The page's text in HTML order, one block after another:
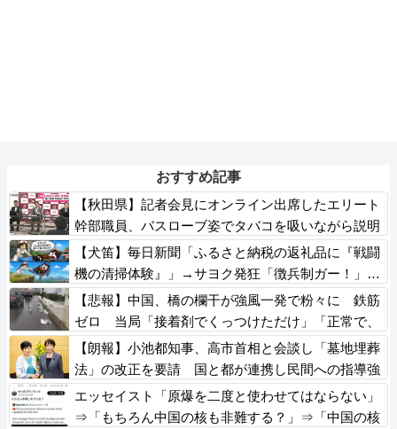
おすすめ記事
【秋田県】記者会見にオンライン出席したエリート
幹部職員、バスローブ姿でタバコを吸いながら説明
県が聞き取りへ
【犬笛】毎日新聞「ふるさと納税の返礼品に『戦闘
機の清掃体験』」→サヨク発狂「徴兵制ガー！」…
ネット「どういう論理構造を立てた結果その思考に
至ったんだ？」
【悲報】中国、橋の欄干が強風一発で粉々に 鉄筋
ゼロ 当局「接着剤でくっつけただけ」「正常で、
品質問題はない」
【朗報】小池都知事、高市首相と会談し「墓地埋葬
法」の改正を要請 国と都が連携し民間への指導強
化を進める方向で一致
エッセイスト「原爆を二度と使わせてはならない」
⇒「もちろん中国の核も非難する？」⇒「中国の核